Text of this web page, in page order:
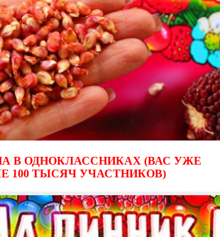
В ОДНОКЛАССНИКАХ (ВАС УЖЕ
100 ТЫСЯЧ УЧАСТНИКОВ)